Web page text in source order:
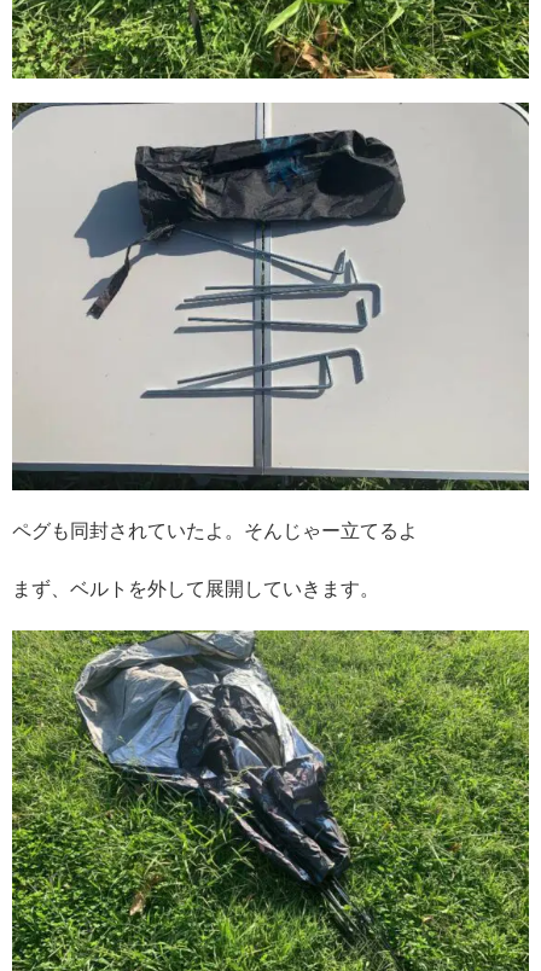
ペグも同封されていたよ。そんじゃー立てるよ
まず、ベルトを外して展開していきます。